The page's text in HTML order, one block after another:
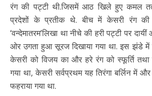
रंग की पट्टी थी.जिसमें आठ खिले हुए कमल
प्रदेशों के प्रतीक थे. बीच में केसरी रंग की
‘वन्देमातरम’लिखा था नीचे की हरी पट्टी पर दायीं
ओर उगता हुआ सूरज दिखाया गया था. इस झंडे में
केसरी को विजय का और हरे रंग को स्फूर्ति
गया था, केसरी सर्वप्रथम यह तिरंगा बर्लिन में
फहराया गया था.